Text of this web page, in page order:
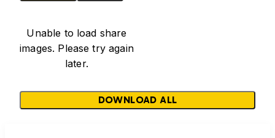
Unable to load share
images. Please try again
later.
DOWNLOAD ALL